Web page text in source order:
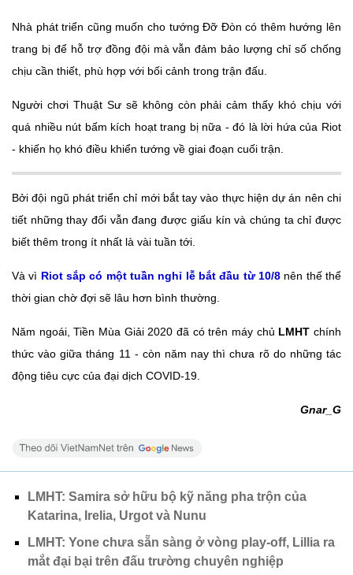
Nhà phát triển cũng muốn cho tướng Đỡ Đòn có thêm hướng lên
trang bị để hỗ trợ đồng đội mà vẫn đảm bảo lượng chỉ số chống
chịu cần thiết, phù hợp với bối cảnh trong trận đấu.
Người chơi Thuật Sư sẽ không còn phải cảm thấy khó chịu với
quá nhiều nút bấm kích hoạt trang bị nữa - đó là lời hứa của Riot
- khiến họ khó điều khiển tướng về giai đoạn cuối trận.
Bởi đội ngũ phát triển chỉ mới bắt tay vào thực hiện dự án nên chi
tiết những thay đổi vẫn đang được giấu kín và chúng ta chỉ được
biết thêm trong ít nhất là vài tuần tới.
Và vì Riot sắp có một tuần nghỉ lễ bắt đầu từ 10/8 nên thế thể
thời gian chờ đợi sẽ lâu hơn bình thường.
Năm ngoái, Tiền Mùa Giải 2020 đã có trên máy chủ LMHTchính
thức vào giữa tháng 11 - còn năm nay thì chưa rõ do những tác
động tiêu cực của đại dịch COVID-19.
Gnar_G
LMHT: Samira sở hữu bộ kỹ năng pha trộn của
Katarina, Irelia, Urgot và Nunu
LMHT: Yone chưa sẵn sàng ở vòng play-off, Lillia ra
mắt đại bại trên đấu trường chuyên nghiệp